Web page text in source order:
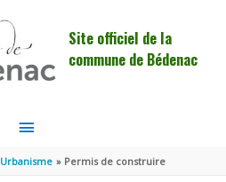
Site officiel de la
commune de Bédenac
MENU
PRINCIPAL
Urbanisme Permis de construire